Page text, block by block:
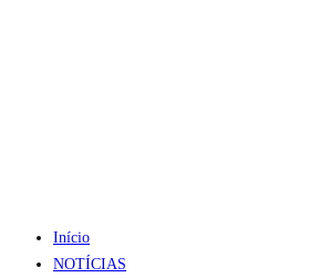
Início
NOTÍCIAS